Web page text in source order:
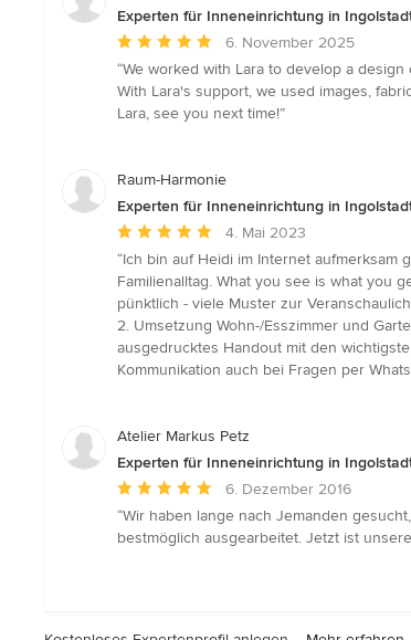
Experten für Inneneinrichtung in
Durchschnittliche
Bewertung:
5
von
6. November 2025
“We worked with Lara to develop a
With Lara's support, we used images,
Lara, see you next time!”
Raum-Harmonie
Experten für Inneneinrichtung in
Durchschnittliche
Bewertung:
5
von
5
Sternen
4. Mai 2023
“Ich bin auf Heidi im Internet
Familienalltag. What you see is what you
pünktlich - viele Muster zur
2. Umsetzung Wohn-/Esszimmer und
ausgedrucktes Handout mit den
Kommunikation auch bei Fragen per
Atelier Markus Petz
Experten für Inneneinrichtung in
Durchschnittliche
Bewertung:
5
6. Dezember 2016
“Wir haben lange nach Jemanden
bestmöglich ausgearbeitet. Jetzt ist